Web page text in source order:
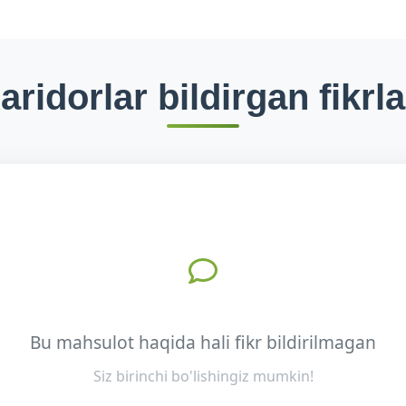
bildirgan
Bu mahsulot haqida hali fikr bildirilmagan
Siz birinchi bo'lishingiz mumkin!